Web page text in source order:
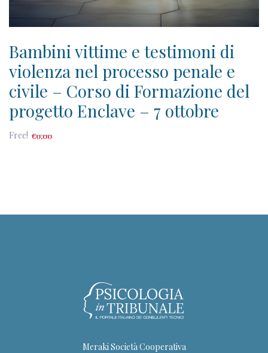
Bambini vittime e testimoni di
violenza nel processo penale e
civile – Corso di Formazione del
progetto Enclave – 7 ottobre
Free! €0,00
Meraki Società Cooperativa